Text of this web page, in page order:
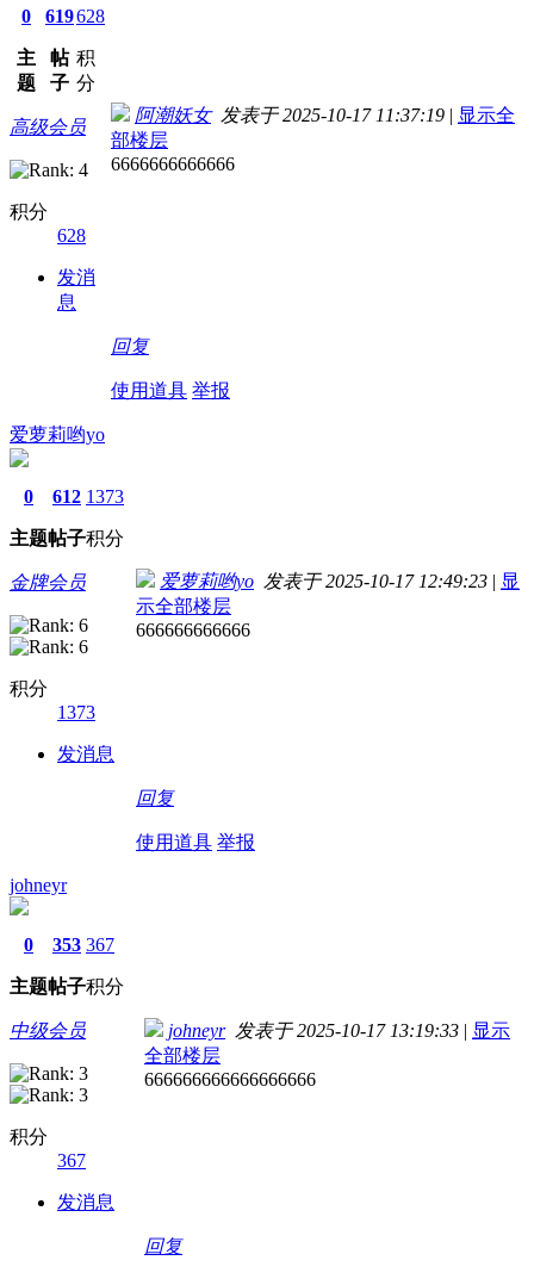
0
主
题
619
帖
子
628
积
分
高级会员
积分
628
发消
息
阿潮妖女发表于 2025-10-17 11:37:19 | 显示全
部楼层
6666666666666
回复
使用道具 举报
爱萝莉哟yo
0
主题
612
帖子
1373
积分
金牌会员
积分
1373
发消息
爱萝莉哟yo 发表于 2025-10-17 12:49:23 | 显
示全部楼层
666666666666
回复
使用道具 举报
johneyr
0
主题
353
帖子
367
积分
中级会员
积分
367
发消息
johneyr发表于 2025-10-17 13:19:33 | 显示
全部楼层
666666666666666666
回复